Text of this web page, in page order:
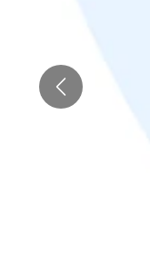
Anterior